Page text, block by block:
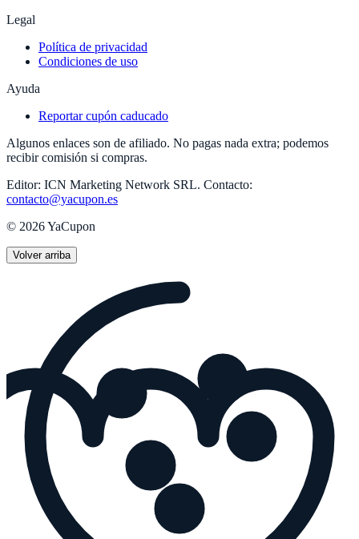
Legal
Política de privacidad
Condiciones de uso
Ayuda
Reportar cupón caducado
Algunos enlaces son de afiliado. No pagas nada extra; podemos
recibir comisión si compras.
Editor: ICN Marketing Network SRL. Contacto:
contacto@yacupon.es
© 2026YaCupon
Volver arriba